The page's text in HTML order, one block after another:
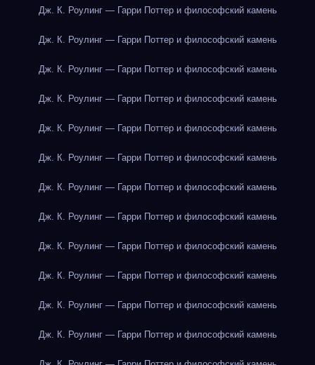
Дж. К. Роулинг — Гарри Поттер и философский камень
Дж. К. Роулинг — Гарри Поттер и философский камень
Дж. К. Роулинг — Гарри Поттер и философский камень
Дж. К. Роулинг — Гарри Поттер и философский камень
Дж. К. Роулинг — Гарри Поттер и философский камень
Дж. К. Роулинг — Гарри Поттер и философский камень
Дж. К. Роулинг — Гарри Поттер и философский камень
Дж. К. Роулинг — Гарри Поттер и философский камень
Дж. К. Роулинг — Гарри Поттер и философский камень
Дж. К. Роулинг — Гарри Поттер и философский камень
Дж. К. Роулинг — Гарри Поттер и философский камень
Дж. К. Роулинг — Гарри Поттер и философский камень